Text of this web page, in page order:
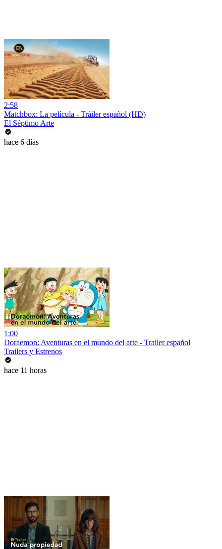
2:58
Matchbox: La película - Tráiler español (HD)
El Séptimo Arte
hace 6 días
1:00
Doraemon: Aventuras en el mundo del arte - Trailer español
Trailers y Estrenos
hace 11 horas